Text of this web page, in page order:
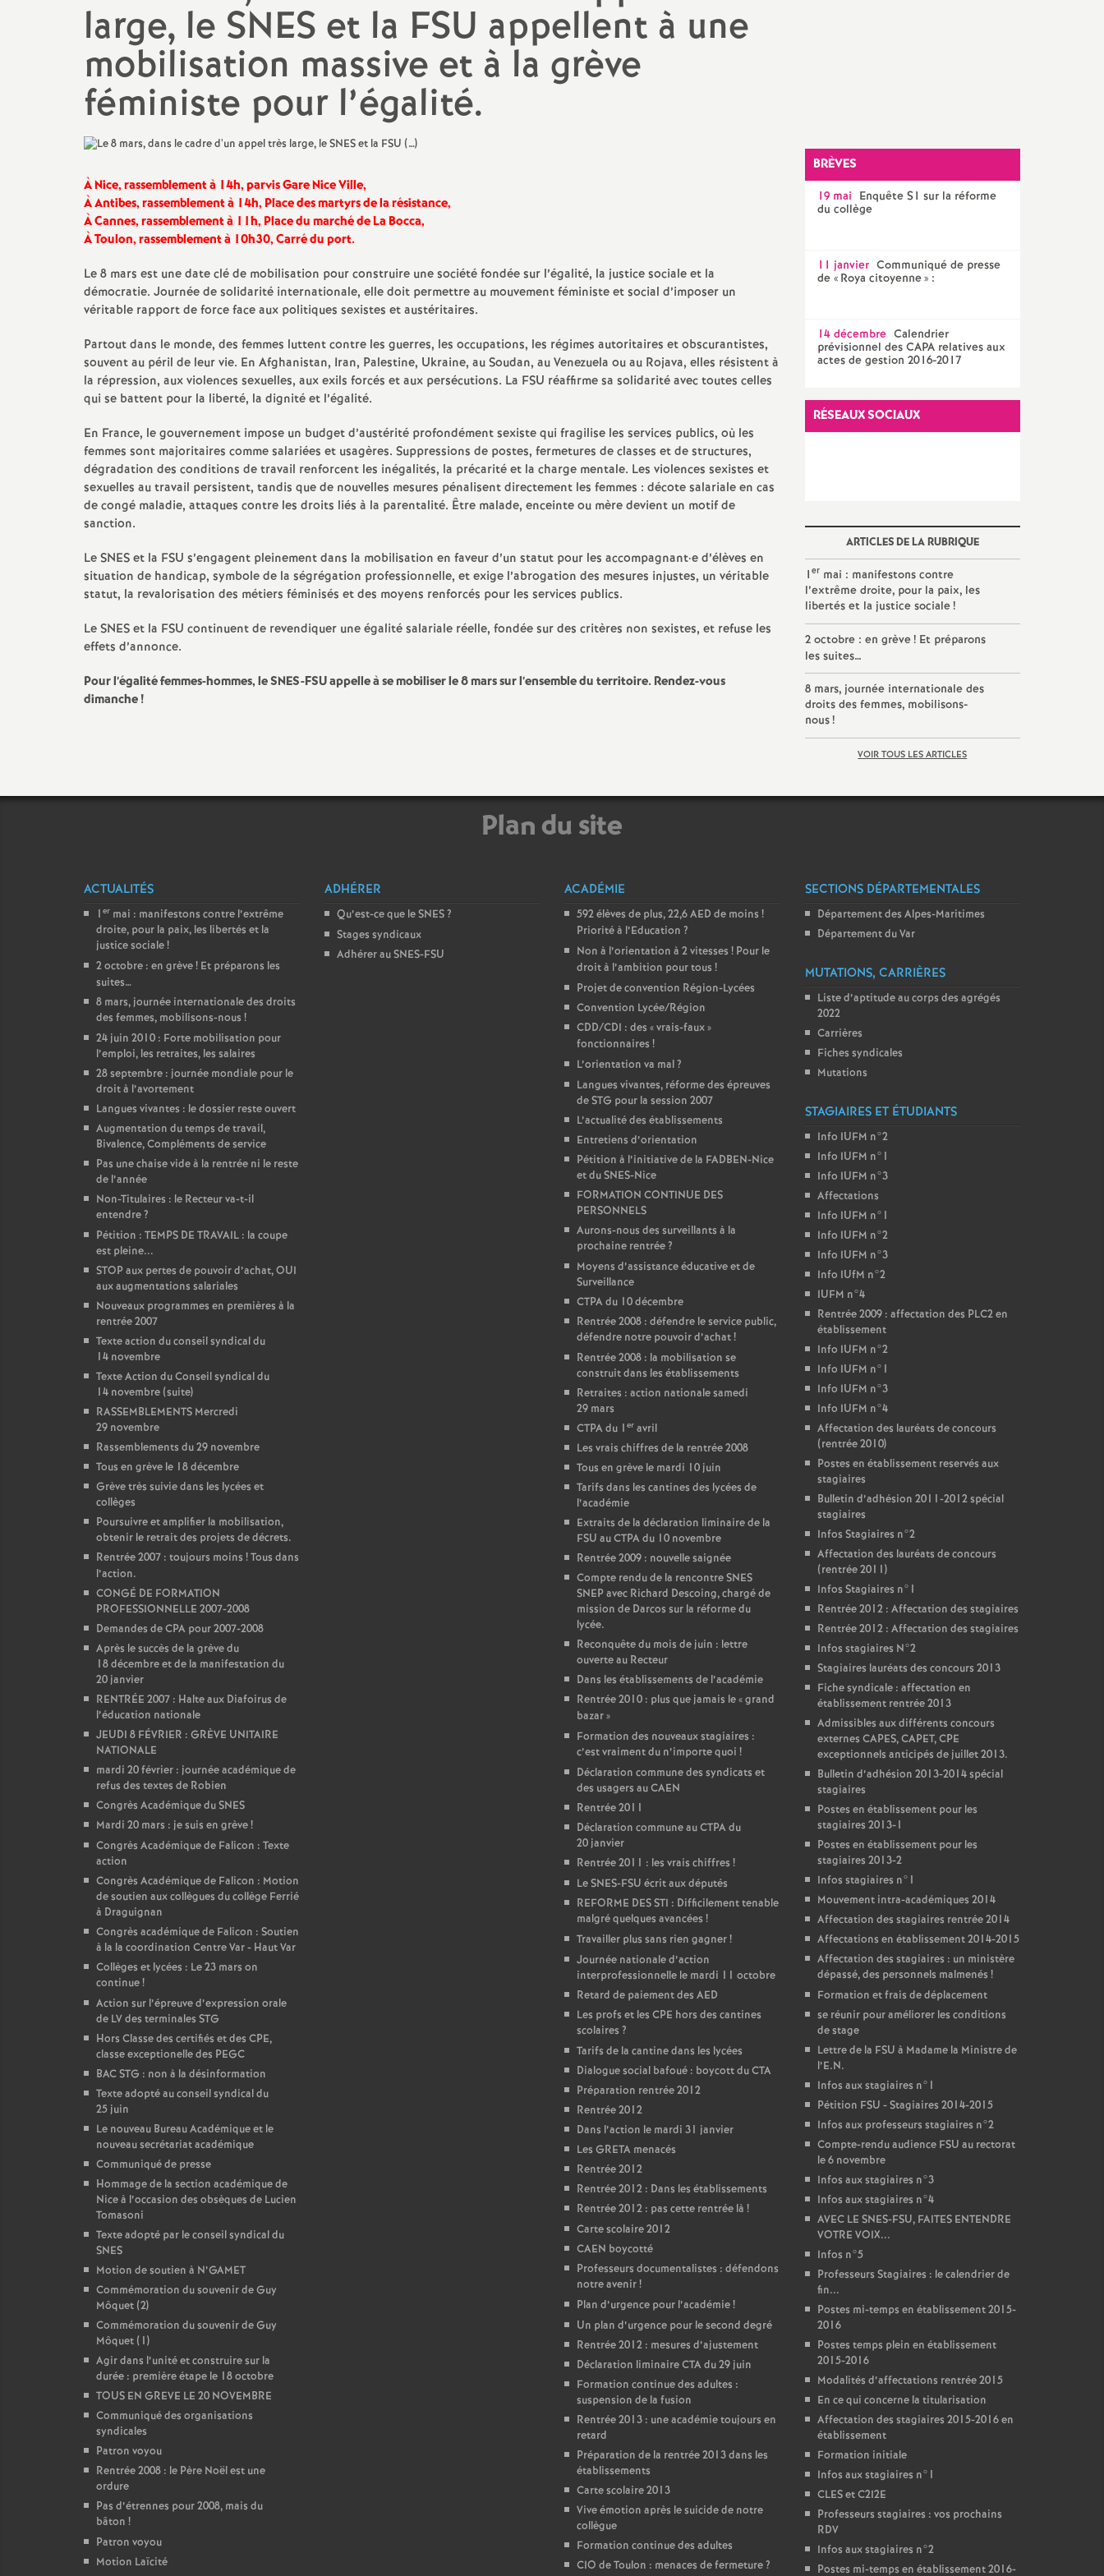
N
a
a
l
d
e
s
E
n
s
e
i
g
m
e
n
large, le SNES et la FSU appellent à une
mobilisation massive et à la grève
féministe pour l’égalité.
À Nice, rassemblement à 14h, parvis Gare Nice Ville,
À Antibes, rassemblement à 14h, Place des martyrs de la résistance,
À Cannes, rassemblement à 11h, Place du marché de La Bocca,
À Toulon, rassemblement à 10h30, Carré du port.
Le 8 mars est une date clé de mobilisation pour construire une société fondée sur l’égalité, la justice sociale et la
démocratie. Journée de solidarité internationale, elle doit permettre au mouvement féministe et social d’imposer un
véritable rapport de force face aux politiques sexistes et austéritaires.
Partout dans le monde, des femmes luttent contre les guerres, les occupations, les régimes autoritaires et obscurantistes,
souvent au péril de leur vie. En Afghanistan, Iran, Palestine, Ukraine, au Soudan, au Venezuela ou au Rojava, elles résistent à
la répression, aux violences sexuelles, aux exils forcés et aux persécutions. La FSU réaffirme sa solidarité avec toutes celles
qui se battent pour la liberté, la dignité et l’égalité.
En France, le gouvernement impose un budget d’austérité profondément sexiste qui fragilise les services publics, où les
femmes sont majoritaires comme salariées et usagères. Suppressions de postes, fermetures de classes et de structures,
dégradation des conditions de travail renforcent les inégalités, la précarité et la charge mentale. Les violences sexistes et
sexuelles au travail persistent, tandis que de nouvelles mesures pénalisent directement les femmes : décote salariale en cas
de congé maladie, attaques contre les droits liés à la parentalité. Être malade, enceinte ou mère devient un motif de
sanction.
Le SNES et la FSU s’engagent pleinement dans la mobilisation en faveur d’un statut pour les accompagnant·e d’élèves en
situation de handicap, symbole de la ségrégation professionnelle, et exige l’abrogation des mesures injustes, un véritable
statut, la revalorisation des métiers féminisés et des moyens renforcés pour les services publics.
Le SNES et la FSU continuent de revendiquer une égalité salariale réelle, fondée sur des critères non sexistes, et refuse les
effets d’annonce.
Pour l’égalité femmes-hommes, le SNES-FSU appelle à se mobiliser le 8 mars sur l’ensemble du territoire. Rendez-vous
dimanche!
BRÈVES
19 mai Enquête S1 sur la réforme
du collège
11 janvier Communiqué de presse
de « Roya citoyenne» :
14 décembre Calendrier
prévisionnel des CAPA relatives aux
actes de gestion 2016-2017
RÉSEAUX SOCIAUX
ARTICLES DE LA RUBRIQUE
1ermai : manifestons contre
l’extrême droite, pour la paix, les
libertés et la justice sociale!
2 octobre : en grève! Et préparons
les suites…
8 mars, journée internationale des
droits des femmes, mobilisons-
nous!
VOIR TOUS LES ARTICLES
Plan du site
ACTUALITÉS
1 er mai : manifestons contre l’extrême
droite, pour la paix, les libertés et la
justice sociale!
2 octobre : en grève! Et préparons les
suites…
8 mars, journée internationale des droits
des femmes, mobilisons-nous !
24 juin 2010 : Forte mobilisation pour
l’emploi, les retraites, les salaires
28 septembre : journée mondiale pour le
droit à l’avortement
Langues vivantes : le dossier reste ouvert
Augmentation du temps de travail,
Bivalence, Compléments de service
Pas une chaise vide à la rentrée ni le reste
de l’année
Non-Titulaires : le Recteur va-t-il
entendre?
Pétition : TEMPS DE TRAVAIL : la coupe
est pleine...
STOP aux pertes de pouvoir d’achat, OUI
aux augmentations salariales
Nouveaux programmes en premières à la
rentrée 2007
Texte action du conseil syndical du
14 novembre
Texte Action du Conseil syndical du
14 novembre (suite)
RASSEMBLEMENTS Mercredi
29 novembre
Rassemblements du 29 novembre
Tous en grève le 18 décembre
Grève très suivie dans les lycées et
collèges
Poursuivre et amplifier la mobilisation,
obtenir le retrait des projets de décrets.
Rentrée 2007 : toujours moins ! Tous dans
l’action.
CONGÉ DE FORMATION
PROFESSIONNELLE 2007-2008
Demandes de CPA pour 2007-2008
Après le succès de la grève du
18 décembre et de la manifestation du
20 janvier
RENTRÉE 2007 : Halte aux Diafoirus de
l’éducation nationale
JEUDI 8 FÉVRIER : GRÈVE UNITAIRE
NATIONALE
mardi 20 février : journée académique de
refus des textes de Robien
Congrès Académique du SNES
Mardi 20 mars : je suis en grève!
Congrès Académique de Falicon : Texte
action
Congrès Académique de Falicon : Motion
de soutien aux collègues du collège Ferrié
à Draguignan
Congrès académique de Falicon : Soutien
à la la coordination Centre Var - Haut Var
Collèges et lycées : Le 23 mars on
continue!
Action sur l’épreuve d’expression orale
de LV des terminales STG
Hors Classe des certifiés et des CPE,
classe exceptionelle des PEGC
BAC STG : non à la désinformation
Texte adopté au conseil syndical du
25 juin
Le nouveau Bureau Académique et le
nouveau secrétariat académique
Communiqué de presse
Hommage de la section académique de
Nice à l’occasion des obsèques de Lucien
Tomasoni
Texte adopté par le conseil syndical du
SNES
Motion de soutien à N’GAMET
Commémoration du souvenir de Guy
Môquet (2)
Commémoration du souvenir de Guy
Môquet (1)
Agir dans l’unité et construire sur la
durée : première étape le 18 octobre
TOUS EN GREVE LE 20 NOVEMBRE
Communiqué des organisations
syndicales
Patron voyou
Rentrée 2008 : le Père Noël est une
ordure
Pas d’étrennes pour 2008, mais du
bâton !
Patron voyou
Motion Laïcité
ADHÉRER
Qu’est-ce que le SNES?
Stages syndicaux
Adhérer au SNES-FSU
ACADÉMIE
592 élèves de plus, 22,6 AED de moins !
Priorité à l’Education ?
Non à l’orientation à 2 vitesses ! Pour le
droit à l’ambition pour tous !
Projet de convention Région-Lycées
Convention Lycée/Région
CDD/CDI : des «vrais-faux»
fonctionnaires !
L’orientation va mal?
Langues vivantes, réforme des épreuves
de STG pour la session 2007
L’actualité des établissements
Entretiens d’orientation
Pétition à l’initiative de la FADBEN-Nice
et du SNES-Nice
FORMATION CONTINUE DES
PERSONNELS
Aurons-nous des surveillants à la
prochaine rentrée?
Moyens d’assistance éducative et de
Surveillance
CTPA du 10 décembre
Rentrée 2008 : défendre le service public,
défendre notre pouvoir d’achat!
Rentrée 2008 : la mobilisation se
construit dans les établissements
Retraites : action nationale samedi
29 mars
CTPA du 1 er avril
Les vrais chiffres de la rentrée 2008
Tous en grève le mardi 10 juin
Tarifs dans les cantines des lycées de
l’académie
Extraits de la déclaration liminaire de la
FSU au CTPA du 10 novembre
Rentrée 2009 : nouvelle saignée
Compte rendu de la rencontre SNES
SNEP avec Richard Descoing, chargé de
mission de Darcos sur la réforme du
lycée.
Reconquête du mois de juin : lettre
ouverte au Recteur
Dans les établissements de l’académie
Rentrée 2010 : plus que jamais le «grand
bazar»
Formation des nouveaux stagiaires :
c’est vraiment du n’importe quoi !
Déclaration commune des syndicats et
des usagers au CAEN
Rentrée 2011
Déclaration commune au CTPA du
20 janvier
Rentrée 2011 : les vrais chiffres !
Le SNES-FSU écrit aux députés
REFORME DES STI : Difficilement tenable
malgré quelques avancées !
Travailler plus sans rien gagner!
Journée nationale d’action
interprofessionnelle le mardi 11 octobre
Retard de paiement des AED
Les profs et les CPE hors des cantines
scolaires ?
Tarifs de la cantine dans les lycées
Dialogue social bafoué : boycott du CTA
Préparation rentrée 2012
Rentrée 2012
Dans l’action le mardi 31 janvier
Les GRETA menacés
Rentrée 2012
Rentrée 2012 : Dans les établissements
Rentrée 2012 : pas cette rentrée là !
Carte scolaire 2012
CAEN boycotté
Professeurs documentalistes : défendons
notre avenir!
Plan d’urgence pour l’académie!
Un plan d’urgence pour le second degré
Rentrée 2012 : mesures d’ajustement
Déclaration liminaire CTA du 29 juin
Formation continue des adultes :
suspension de la fusion
Rentrée 2013 : une académie toujours en
retard
Préparation de la rentrée 2013 dans les
établissements
Carte scolaire 2013
Vive émotion après le suicide de notre
collègue
Formation continue des adultes
CIO de Toulon : menaces de fermeture?
SECTIONS DÉPARTEMENTALES
Département des Alpes-Maritimes
Département du Var
MUTATIONS, CARRIÈRES
Liste d’aptitude au corps des agrégés
2022
Carrières
Fiches syndicales
Mutations
STAGIAIRES ET ÉTUDIANTS
Info IUFM n°2
Info IUFM n°1
Info IUFM n°3
Affectations
Info IUFM n°1
Info IUFM n°2
Info IUFM n°3
Info IUfM n°2
IUFM n°4
Rentrée 2009 : affectation des PLC2 en
établissement
Info IUFM n°2
Info IUFM n°1
Info IUFM n°3
Info IUFM n°4
Affectation des lauréats de concours
(rentrée 2010)
Postes en établissement reservés aux
stagiaires
Bulletin d’adhésion 2011-2012 spécial
stagiaires
Infos Stagiaires n°2
Affectation des lauréats de concours
(rentrée 2011)
Infos Stagiaires n°1
Rentrée 2012 : Affectation des stagiaires
Rentrée 2012 : Affectation des stagiaires
Infos stagiaires N°2
Stagiaires lauréats des concours 2013
Fiche syndicale : affectation en
établissement rentrée 2013
Admissibles aux différents concours
externes CAPES, CAPET, CPE
exceptionnels anticipés de juillet 2013.
Bulletin d’adhésion 2013-2014 spécial
stagiaires
Postes en établissement pour les
stagiaires 2013-1
Postes en établissement pour les
stagiaires 2013-2
Infos stagiaires n°1
Mouvement intra-académiques 2014
Affectation des stagiaires rentrée 2014
Affectations en établissement 2014-2015
Affectation des stagiaires : un ministère
dépassé, des personnels malmenés !
Formation et frais de déplacement
se réunir pour améliorer les conditions
de stage
Lettre de la FSU à Madame la Ministre de
l’E.N.
Infos aux stagiaires n°1
Pétition FSU - Stagiaires 2014-2015
Infos aux professeurs stagiaires n°2
Compte-rendu audience FSU au rectorat
le 6 novembre
Infos aux stagiaires n°3
Infos aux stagiaires n°4
AVEC LE SNES-FSU, FAITES ENTENDRE
VOTRE VOIX...
Infos n°5
Professeurs Stagiaires : le calendrier de
fin...
Postes mi-temps en établissement 2015-
2016
Postes temps plein en établissement
2015-2016
Modalités d’affectations rentrée 2015
En ce qui concerne la titularisation
Affectation des stagiaires 2015-2016 en
établissement
Formation initiale
Infos aux stagiaires n°1
CLES et C2I2E
Professeurs stagiaires : vos prochains
RDV
Infos aux stagiaires n°2
Postes mi-temps en établissement 2016-